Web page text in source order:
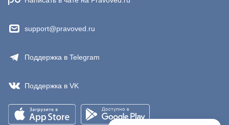
support@pravoved.ru
Поддержка в Telegram
Поддержка в VK